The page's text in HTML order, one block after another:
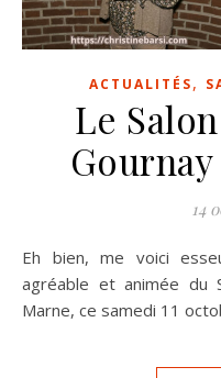
ACTUALITÉS,
Le
Gournay
14
Eh bien, me voici esseulée après cette journée très
agréable et animée du
Marne, ce samedi 11